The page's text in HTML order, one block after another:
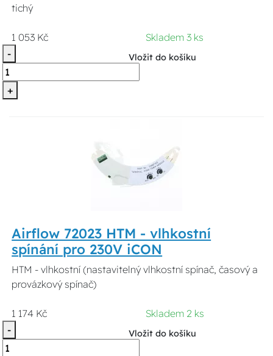
tichý
1 053 Kč
Skladem 3 ks
-
+
Vložit do košíku
Airflow 72023 HTM - vlhkostní
spínání pro 230V iCON
HTM - vlhkostní (nastavitelný vlhkostní spínač, časový a
provázkový spínač)
1 174 Kč
Skladem 2 ks
-
Vložit do košíku